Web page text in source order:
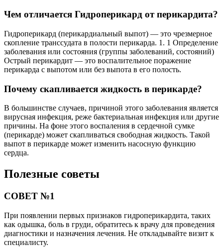
Чем отличается Гидроперикард от перикардита?
Гидроперикард (перикардиальный выпот) — это чрезмерное
скопление транссудата в полости перикарда. 1. 1 Определение
заболевания или состояния (группы заболеваний, состояний)
Острый перикардит — это воспалительное поражение
перикарда с выпотом или без выпота в его полость.
Почему скапливается жидкость в перикарде?
В большинстве случаев, причиной этого заболевания является
вирусная инфекция, реже бактериальная инфекция или другие
причины. На фоне этого воспаления в сердечной сумке
(перикарде) может скапливаться свободная жидкость. Такой
выпот в перикарде может изменить насосную функцию
сердца.
Полезные советы
СОВЕТ №1
При появлении первых признаков гидроперикардита, таких
как одышка, боль в груди, обратитесь к врачу для проведения
диагностики и назначения лечения. Не откладывайте визит к
специалисту.